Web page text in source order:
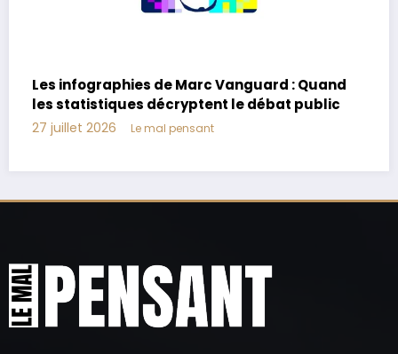
Matthieu Pigasse : à combien s’élève la
fortune du célèbre banquier d’affaires de
gauche ?